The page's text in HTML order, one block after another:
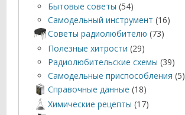
Бытовые советы (54)
Самодельный инструмент (16)
Советы радиолюбителю (73)
Полезные хитрости (29)
Радиолюбительские схемы (39)
Самодельные приспособления (5)
Справочные данные (18)
Химические рецепты (17)